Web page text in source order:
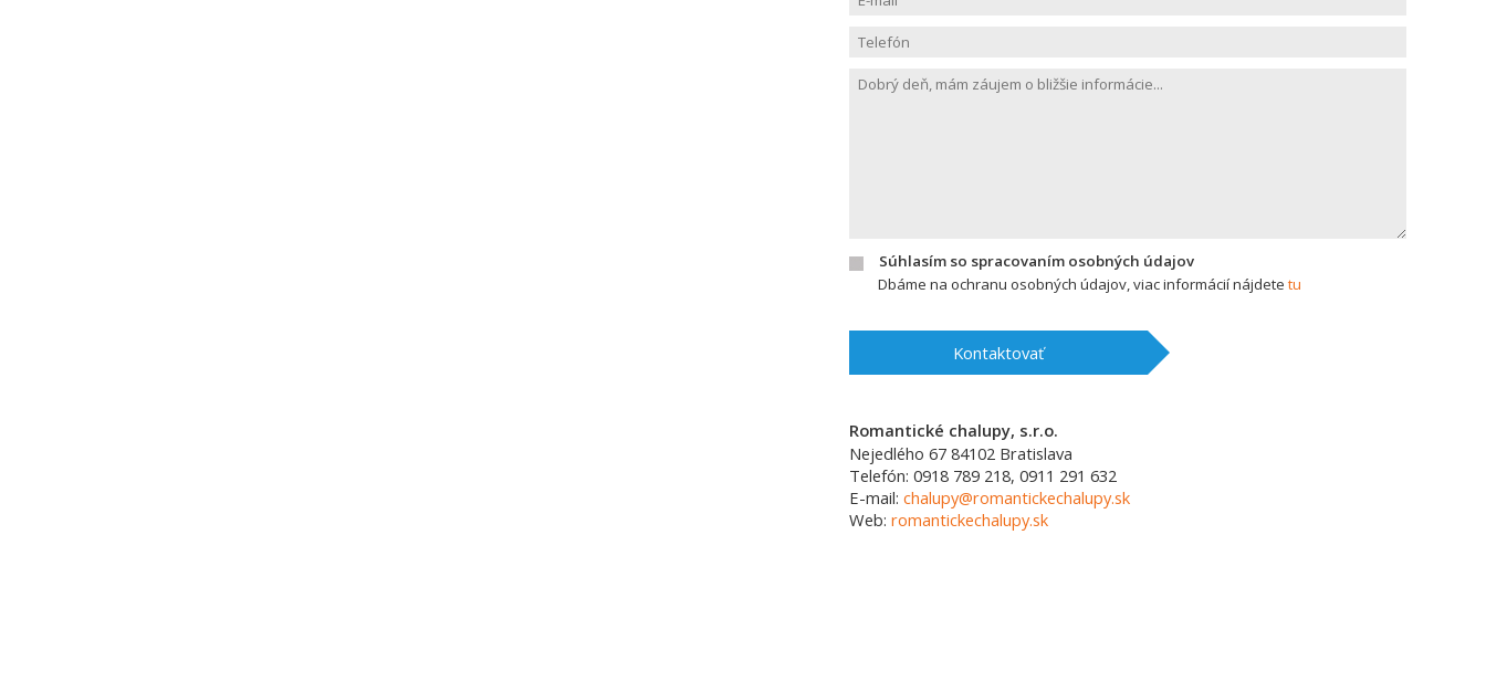
Súhlasím so spracovaním osobných údajov
Dbáme na ochranu osobných údajov, viac informácií nájdete tu
Kontaktovať
Romantické chalupy, s.r.o.
Nejedlého 67 84102 Bratislava
Telefón: 0918 789 218, 0911 291 632
E-mail: chalupy@romantickechalupy.sk
Web: romantickechalupy.sk